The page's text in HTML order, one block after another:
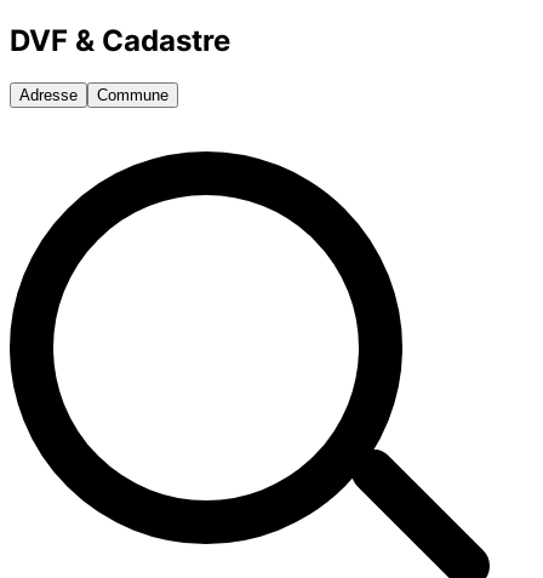
DVF & Cadastre
Adresse Commune